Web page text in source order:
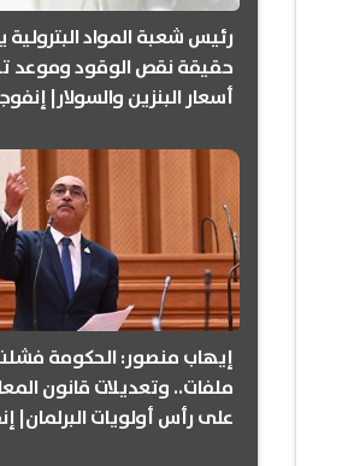
رئيس شعبة المواد
حقيقة نقص الوقود وموعد
أسعار البنزين والسولار|
ملفات.. وتعديلات قانون
على رأس أولويات البرلمان|